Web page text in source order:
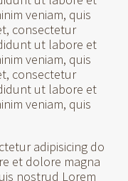
veniam, quis
consectetur
ut labore et
veniam, quis
consectetur
ut labore et
veniam, quis
adipisicing do
et dolore magna
nostrud Lorem